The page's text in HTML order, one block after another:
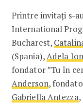
Printre invitați s-
International
Bucharest,
(Spania),Adela
fondator ”Tu în
Anderson,
Gabriella Antezza,